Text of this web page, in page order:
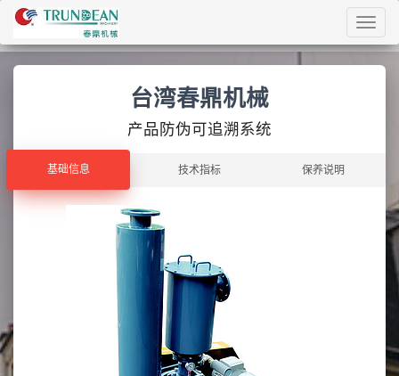
台湾春鼎机械
产品防伪可追溯系统
基础信息 技术指标 保养说明
基础信息